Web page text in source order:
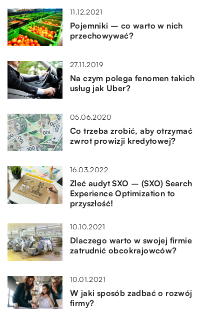
11.12.2021
Pojemniki – co warto w nich
przechowywać?
27.11.2019
Na czym polega fenomen takich
usług jak Uber?
05.06.2020
Co trzeba zrobić, aby otrzymać
zwrot prowizji kredytowej?
16.03.2022
Zleć audyt SXO – (SXO) Search
Experience Optimization to
przyszłość!
10.10.2021
Dlaczego warto w swojej firmie
zatrudnić obcokrajowców?
10.01.2021
W jaki sposób zadbać o rozwój
firmy?